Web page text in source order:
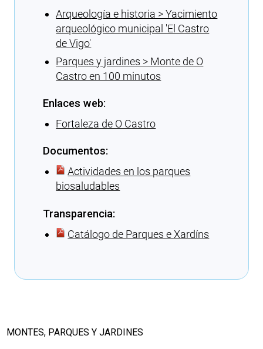
Arqueología e historia > Yacimiento
arqueológico municipal 'El Castro
de Vigo'
Parques y jardines > Monte de O
Castro en 100 minutos
Enlaces web:
Fortaleza de O Castro
Documentos:
Actividades en los parques
biosaludables
Transparencia:
Catálogo de Parques e Xardíns
MONTES, PARQUES Y JARDINES